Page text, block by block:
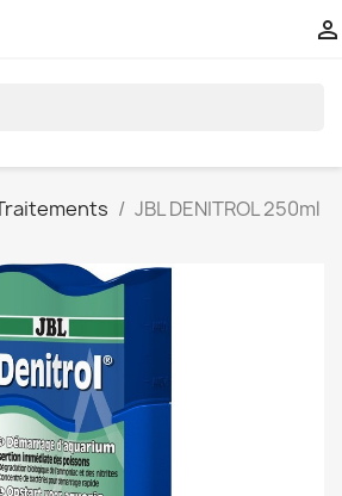

JBL DENITROL 250ml